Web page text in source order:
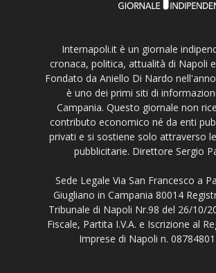
Internapoli.it è un giornale
cronaca, politica, attualità di Napoli
Fondato da Aniello Di Nardo
è uno dei primi siti di
Campania. Questo giornale non
contributo economico né da enti
privati e si sostiene solo attraverso
pubblicitarie. Direttore Sergio
Sede Legale Via San Francesco a
Giugliano in Campania 80014
Tribunale di Napoli Nr.98 del 26/10/
Fiscale, Partita I.V.A. e Iscrizione al
Imprese di Napoli n.